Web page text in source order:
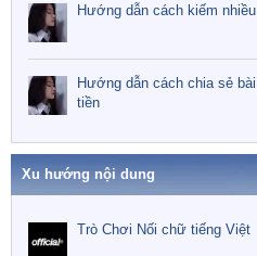
Hướng dẫn cách kiếm
Hướng dẫn cách chia sẻ
tiền
Xu hướng nội dung
Trò Chơi Nối chữ tiếng Việt